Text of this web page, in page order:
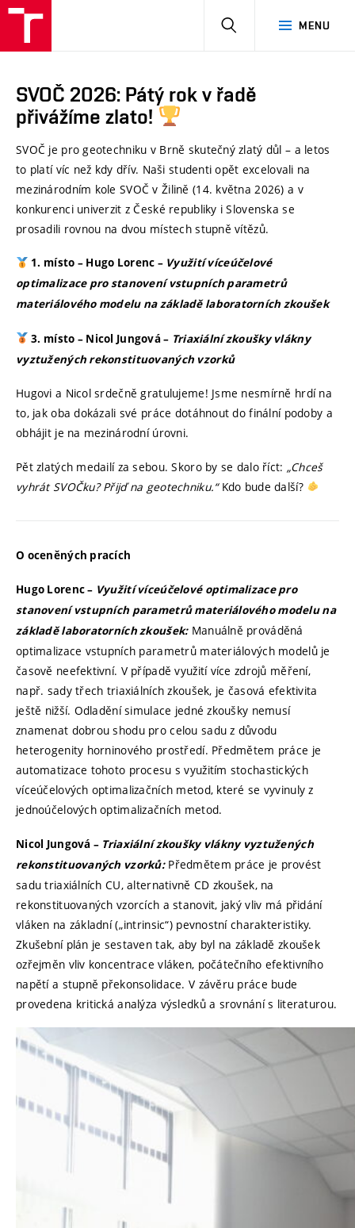
MENU
SVOČ 2026: Pátý rok v řadě
přivážíme zlato!
SVOČ je pro geotechniku v Brně skutečný zlatý důl – a letos
to platí víc než kdy dřív. Naši studenti opět excelovali na
mezinárodním kole SVOČ v Žilině (14. května 2026) a v
konkurenci univerzit z České republiky i Slovenska se
prosadili rovnou na dvou místech stupně vítězů.
1. místo – Hugo Lorenc – Využití víceúčelové
optimalizace pro stanovení vstupních parametrů
materiálového modelu na základě laboratorních zkoušek
3. místo – Nicol Jungová – Triaxiální zkoušky vlákny
vyztužených rekonstituovaných vzorků
Hugovi a Nicol srdečně gratulujeme! Jsme nesmírně hrdí na
to, jak oba dokázali své práce dotáhnout do finální podoby a
obhájit je na mezinárodní úrovni.
Pět zlatých medailí za sebou. Skoro by se dalo říct: „Chceš
vyhrát SVOČku? Přijď na geotechniku.“Kdo bude další?
O oceněných pracích
Hugo Lorenc – Využití víceúčelové optimalizace pro
stanovení vstupních parametrů materiálového modelu na
základě laboratorních zkoušek:Manuálně prováděná
optimalizace vstupních parametrů materiálových modelů je
časově neefektivní. V případě využití více zdrojů měření,
např. sady třech triaxiálních zkoušek, je časová efektivita
ještě nižší. Odladění simulace jedné zkoušky nemusí
znamenat dobrou shodu pro celou sadu z důvodu
heterogenity horninového prostředí. Předmětem práce je
automatizace tohoto procesu s využitím stochastických
víceúčelových optimalizačních metod, které se vyvinuly z
jednoúčelových optimalizačních metod.
Nicol Jungová – Triaxiální zkoušky vlákny vyztužených
rekonstituovaných vzorků:Předmětem práce je provést
sadu triaxiálních CU, alternativně CD zkoušek, na
rekonstituovaných vzorcích a stanovit, jaký vliv má přidání
vláken na základní („intrinsic“) pevnostní charakteristiky.
Zkušební plán je sestaven tak, aby byl na základě zkoušek
ozřejměn vliv koncentrace vláken, počátečního efektivního
napětí a stupně překonsolidace. V závěru práce bude
provedena kritická analýza výsledků a srovnání s literaturou.